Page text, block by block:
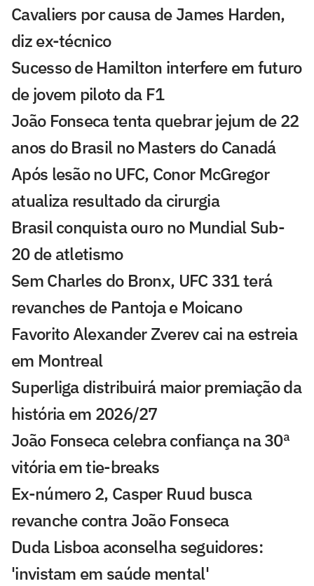
Cavaliers por causa de James Harden,
diz ex-técnico
Sucesso de Hamilton interfere em futuro
de jovem piloto da F1
João Fonseca tenta quebrar jejum de 22
anos do Brasil no Masters do Canadá
Após lesão no UFC, Conor McGregor
atualiza resultado da cirurgia
Brasil conquista ouro no Mundial Sub-
20 de atletismo
Sem Charles do Bronx, UFC 331 terá
revanches de Pantoja e Moicano
Favorito Alexander Zverev cai na estreia
em Montreal
Superliga distribuirá maior premiação da
história em 2026/27
João Fonseca celebra confiança na 30ª
vitória em tie-breaks
Ex-número 2, Casper Ruud busca
revanche contra João Fonseca
Duda Lisboa aconselha seguidores:
'invistam em saúde mental'